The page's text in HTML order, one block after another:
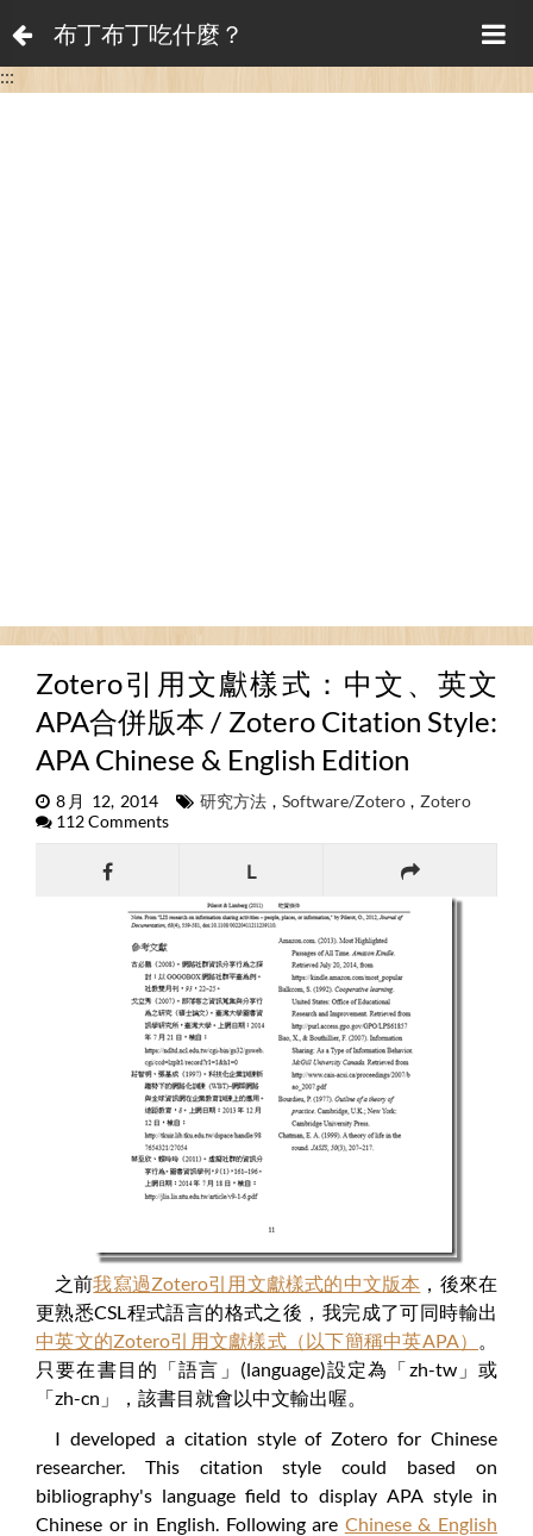
布丁布丁吃什麼？
:::
Zotero引用文獻樣式：中文、英文
APA合併版本 / Zotero Citation Style:
APA Chinese & English Edition
8月 12, 2014 研究方法, Software/Zotero,Zotero
112 Comments
L
之前我寫過Zotero引用文獻樣式的中文版本 ，後來在
更熟悉CSL程式語言的格式之後，我完成了可同時輸出
中英文的Zotero引用文獻樣式（以下簡稱中英APA）
。
只要在書目的「語言」(language)設定為「zh-tw」或
「zh-cn」，該書目就會以中文輸出喔。
I developed a citation style of Zotero for Chinese
researcher. This citation style could based on
bibliography's language field to display APA style in
Chinese or in English. Following are Chinese & English